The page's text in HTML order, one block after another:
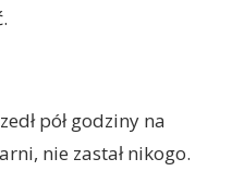
pół godziny na
nie zastał nikogo.